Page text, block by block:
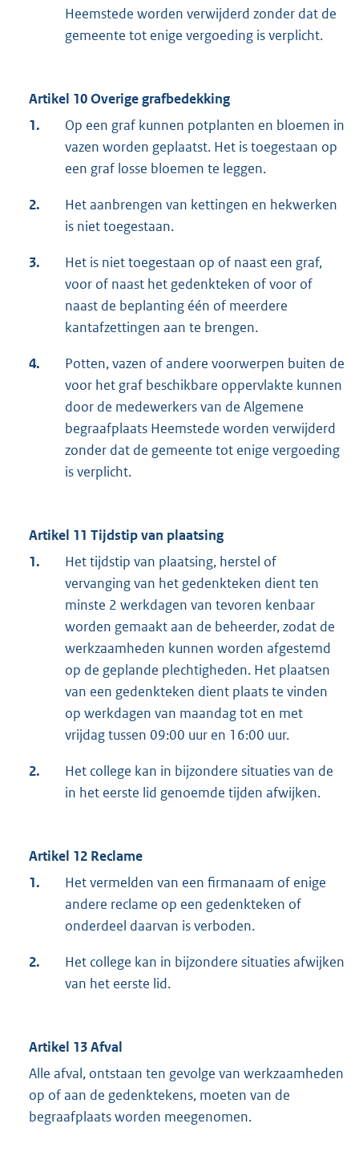
Heemstede worden verwijderd zonder dat de
gemeente tot enige vergoeding is verplicht.
Artikel 10 Overige grafbedekking
1.
Op een graf kunnen potplanten en bloemen in
vazen worden geplaatst. Het is toegestaan op
een graf losse bloemen te leggen.
2.
Het aanbrengen van kettingen en hekwerken
is niet toegestaan.
3.
Het is niet toegestaan op of naast een graf,
voor of naast het gedenkteken of voor of
naast de beplanting één of meerdere
kantafzettingen aan te brengen.
4.
Potten, vazen of andere voorwerpen buiten de
voor het graf beschikbare oppervlakte kunnen
door de medewerkers van de Algemene
begraafplaats Heemstede worden verwijderd
zonder dat de gemeente tot enige vergoeding
is verplicht.
Artikel 11 Tijdstip van plaatsing
1.
Het tijdstip van plaatsing, herstel of
vervanging van het gedenkteken dient ten
minste 2 werkdagen van tevoren kenbaar
worden gemaakt aan de beheerder, zodat de
werkzaamheden kunnen worden afgestemd
op de geplande plechtigheden. Het plaatsen
van een gedenkteken dient plaats te vinden
op werkdagen van maandag tot en met
vrijdag tussen 09:00 uur en 16:00 uur.
2.
Het college kan in bijzondere situaties van de
in het eerste lid genoemde tijden afwijken.
Artikel 12 Reclame
1.
Het vermelden van een firmanaam of enige
andere reclame op een gedenkteken of
onderdeel daarvan is verboden.
2.
Het college kan in bijzondere situaties afwijken
van het eerste lid.
Artikel 13 Afval
Alle afval, ontstaan ten gevolge van werkzaamheden
op of aan de gedenktekens, moeten van de
begraafplaats worden meegenomen.